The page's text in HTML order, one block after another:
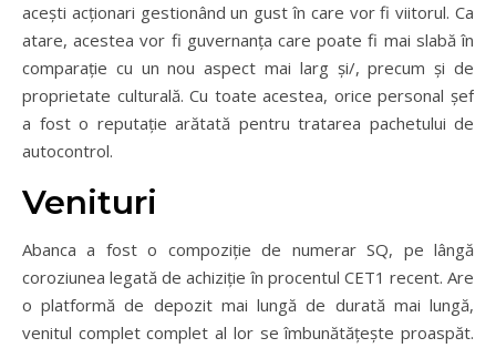
acești acționari gestionând un gust în care vor fi viitorul. Ca
atare, acestea vor fi guvernanța care poate fi mai slabă în
comparație cu un nou aspect mai larg și/, precum și de
proprietate culturală. Cu toate acestea, orice personal șef
a fost o reputație arătată pentru tratarea pachetului de
autocontrol.
Venituri
Abanca a fost o compoziție de numerar SQ, pe lângă
coroziunea legată de achiziție în procentul CET1 recent. Are
o platformă de depozit mai lungă de durată mai lungă,
venitul complet complet al lor se îmbunătățește proaspăt.